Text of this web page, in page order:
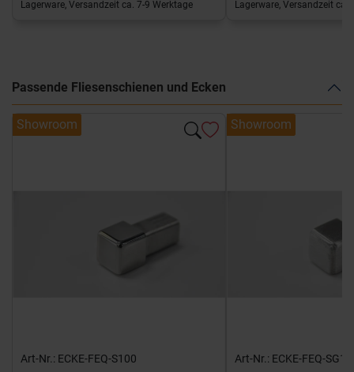
Lagerware, Versandzeit ca. 7-9 Werktage Lagerware, Versandzeit ca.
Passende Fliesenschienen und Ecken
Showroom
Art-Nr.: ECKE-FEQ-S100
Showroom
Art-Nr.: ECKE-FEQ-